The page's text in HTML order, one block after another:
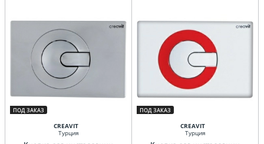
ПОД ЗАКАЗ
CREAVIT
Турция
ПОД ЗАКАЗ
CREAVIT
Турция